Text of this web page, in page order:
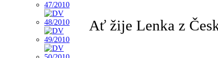
Ať žije Lenka z